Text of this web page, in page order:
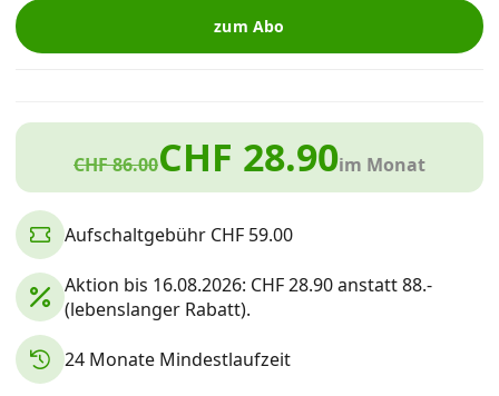
Forum
Über uns
Datenschutz
zum Abo
CHF 86.00CHF 28.90im Monat
Aufschaltgebühr CHF 59.00
Aktion bis 16.08.2026: CHF 28.90 anstatt 88.-
(lebenslanger Rabatt).
24 Monate Mindestlaufzeit